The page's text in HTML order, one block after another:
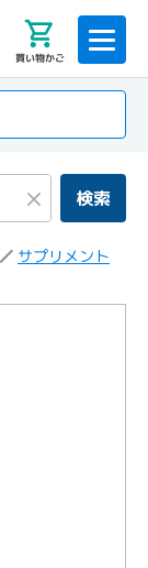
買い物かご
× 検索
サプリメント